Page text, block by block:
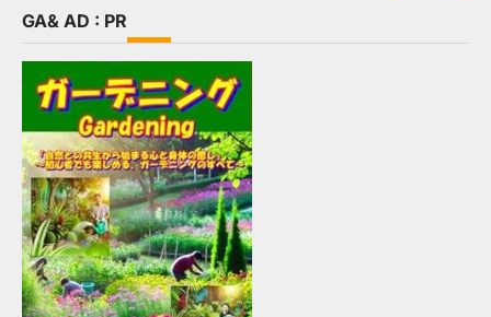
GA& AD : PR